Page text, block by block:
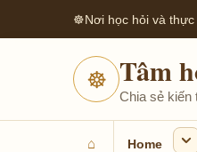
☸Nơi học hỏi và
☸ Tâm
Chia sẻ kiến
⌂ Home